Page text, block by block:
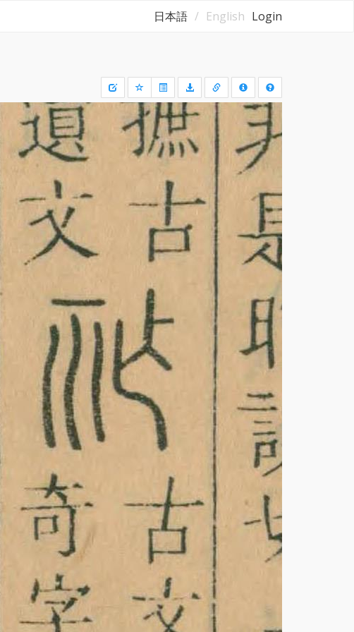
日本語 English Login
Draw
a
rectangle